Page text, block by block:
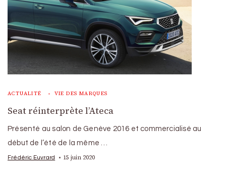
ACTUALITÉ VIE DES MARQUES
Seat réinterprète l’Ateca
Présenté au salon de Genève 2016 et commercialisé au
début de l’été de la même …
Frédéric Euvrard 15 juin 2020